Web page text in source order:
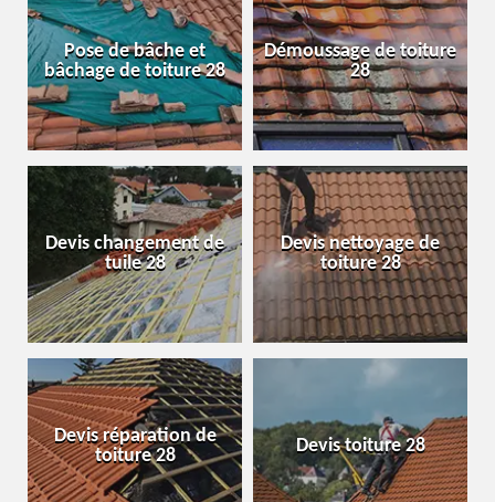
Pose de bâche et
bâchage de toiture 28
Démoussage de toiture
28
Devis changement de
tuile 28
Devis nettoyage de
toiture 28
Devis réparation de
toiture 28
Devis toiture 28